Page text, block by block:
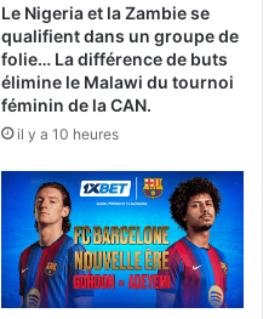
Le Nigeria et la Zambie se
qualifient dans un groupe de
folie… La différence de buts
élimine le Malawi du tournoi
féminin de la CAN.
il y a 10 heures